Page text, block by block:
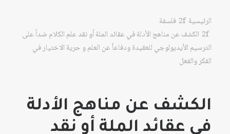
الرئيسية
فلسفة
الكشف عن مناهج الأدلة في عقائد الملة أو نقد علم الكلام ضداً على
الترسيم الأيديولوجي للعقيدة ودفاعاً عن العلم و حرية الاختيار في
الفكر والفعل
الكشف عن مناهج الأدلة
في عقائد الملة أو نقد